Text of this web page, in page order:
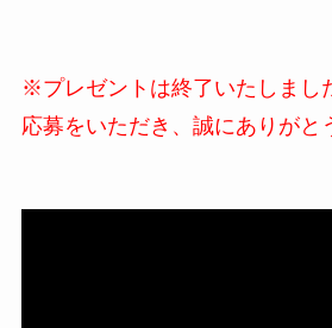
※プレゼントは終了いたしまし
応募をいただき、誠にありがと